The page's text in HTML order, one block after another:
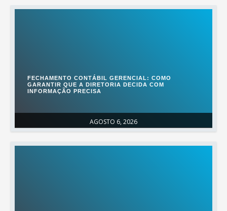
AGOSTO 6, 2026
FECHAMENTO CONTÁBIL GERENCIAL: COMO
GARANTIR QUE A DIRETORIA DECIDA COM
INFORMAÇÃO PRECISA